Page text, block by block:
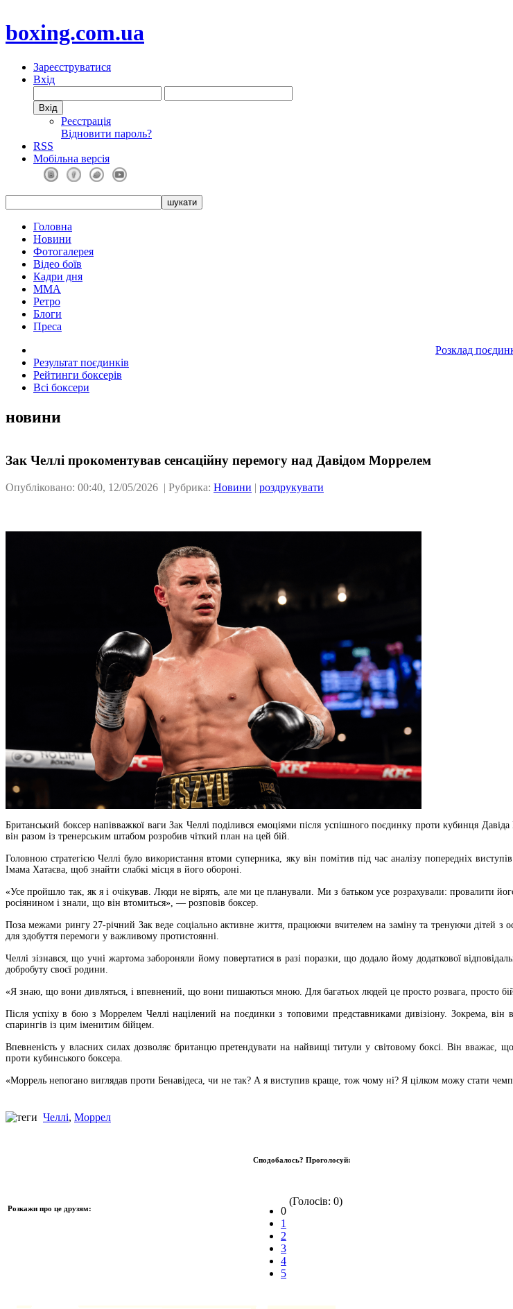
boxing.com.ua
Зареєструватися
Вхід
Реєстрація
Відновити пароль?
RSS
Мобільна версія
Головна
Новини
Фотогалерея
Відео боїв
Кадри дня
ММА
Ретро
Блоги
Преса
Розклад
Результат поєдинків
Рейтинги боксерів
Всі боксери
новини
Зак Челлі прокоментував сенсаційну перемогу над Давідом Моррелем
Опубліковано: 00:40, 12/05/2026 | Рубрика: Новини | роздрукувати
Британський боксер напівважкої ваги Зак Челлі поділився емоціями після успішного поєдинку проти кубинця
він разом із тренерським штабом розробив чіткий план на цей бій.
Головною стратегією Челлі було використання втоми суперника, яку він помітив під час аналізу попередніх
Імама Хатаєва, щоб знайти слабкі місця в його обороні.
«Усе пройшло так, як я і очікував. Люди не вірять, але ми це планували. Ми з батьком усе розрахували: провалити
росіянином і знали, що він втомиться», — розповів боксер.
Поза межами рингу 27-річний Зак веде соціально активне життя, працюючи вчителем на заміну та тренуючи дітей
для здобуття перемоги у важливому протистоянні.
Челлі зізнався, що учні жартома забороняли йому повертатися в разі поразки, що додало йому додаткової
добробуту своєї родини.
«Я знаю, що вони дивляться, і впевнений, що вони пишаються мною. Для багатьох людей це просто розвага, просто
Після успіху в бою з Моррелем Челлі націлений на поєдинки з топовими представниками дивізіону. Зокрема,
спарингів із цим іменитим бійцем.
Впевненість у власних силах дозволяє британцю претендувати на найвищі титули у світовому боксі. Він
проти кубинського боксера.
«Моррель непогано виглядав проти Бенавідеса, чи не так? А я виступив краще, тож чому ні? Я цілком можу стати
Челлі, Моррел
Розкажи про це друзям:
Сподобалось? Проголосуй:
0
1
2
3
4
5
(Голосів: 0)